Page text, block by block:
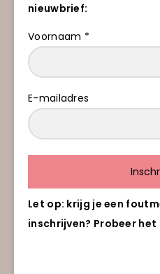
nieuwbrief:
Voornaam *
E-mailadres
Let op: krijg je een
inschrijven? Probeer het